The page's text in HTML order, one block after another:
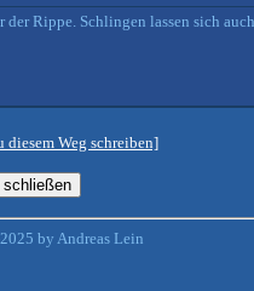
Rippe. Schlingen lassen sich
diesem Weg schreiben]
by Andreas Lein